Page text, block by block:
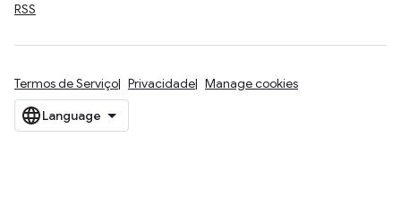
RSS
Termos de Serviço Privacidade Manage cookies